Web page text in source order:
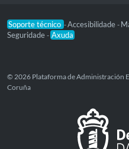
Soporte técnico -Accesibilidade -
Seguridade - Axuda
© 2026 Plataforma de Administración
Coruña